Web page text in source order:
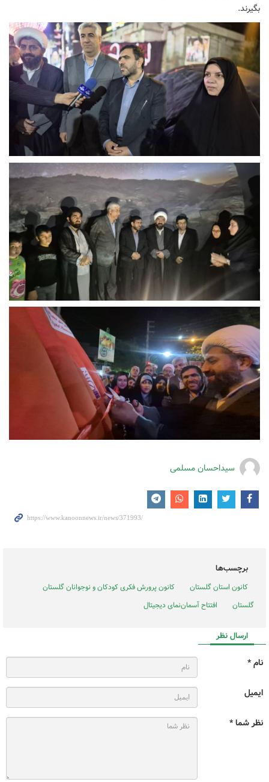
بگیرند.
سیداحسان مسلمی
برچسب‌ها
کانون استان گلستان
کانون پرورش فکری کودکان و نوجوانان گلستان
گلستان
افتتاح آسمان‌نمای دیجیتال
ارسال نظر
نام *
ایمیل
نظر شما *